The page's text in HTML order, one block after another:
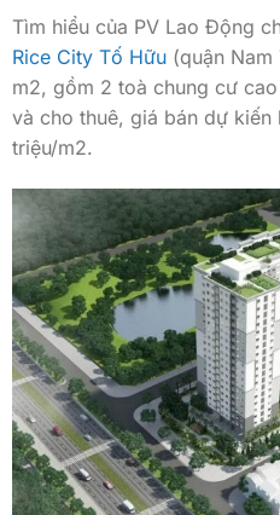
Tìm hiểu của PV Lao Động
Rice City Tố Hữu (quận
m2, gồm 2 toà chung cư
và cho thuê, giá bán dự kiến
triệu/m2.